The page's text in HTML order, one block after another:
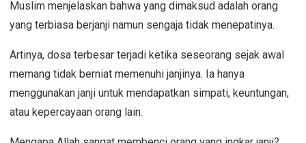
Muslim menjelaskan bahwa yang dimaksud adalah orang
yang terbiasa berjanji namun sengaja tidak menepatinya.
Artinya, dosa terbesar terjadi ketika seseorang sejak awal
memang tidak berniat memenuhi janjinya. Ia hanya
menggunakan janji untuk mendapatkan simpati, keuntungan,
atau kepercayaan orang lain.